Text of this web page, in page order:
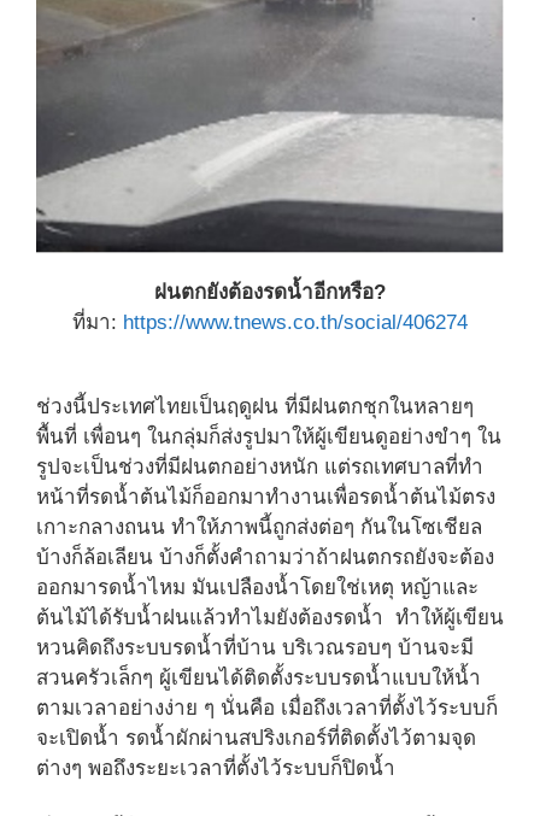
ฝนตกยังต้องรดน้ำอีกหรือ?
ที่มา: https://www.tnews.co.th/social/406274
ช่วงนี้ประเทศไทยเป็นฤดูฝน ที่มีฝนตกชุกในหลายๆ
พื้นที่ เพื่อนๆ ในกลุ่มก็ส่งรูปมาให้ผู้เขียนดูอย่างขำๆ ใน
รูปจะเป็นช่วงที่มีฝนตกอย่างหนัก แต่รถเทศบาลที่ทำ
หน้าที่รดน้ำต้นไม้ก็ออกมาทำงานเพื่อรดน้ำต้นไม้ตรง
เกาะกลางถนน ทำให้ภาพนี้ถูกส่งต่อๆ กันในโซเชียล
บ้างก็ล้อเลียน บ้างก็ตั้งคำถามว่าถ้าฝนตกรถยังจะต้อง
ออกมารดน้ำไหม มันเปลืองน้ำโดยใช่เหตุ หญ้าและ
ต้นไม้ได้รับน้ำฝนแล้วทำไมยังต้องรดน้ำ ทำให้ผู้เขียน
หวนคิดถึงระบบรดน้ำที่บ้าน บริเวณรอบๆ บ้านจะมี
สวนครัวเล็กๆ ผู้เขียนได้ติดตั้งระบบรดน้ำแบบให้น้ำ
ตามเวลาอย่างง่าย ๆ นั่นคือ เมื่อถึงเวลาที่ตั้งไว้ระบบก็
จะเปิดน้ำ รดน้ำผักผ่านสปริงเกอร์ที่ติดตั้งไว้ตามจุด
ต่างๆ พอถึงระยะเวลาที่ตั้งไว้ระบบก็ปิดน้ำ